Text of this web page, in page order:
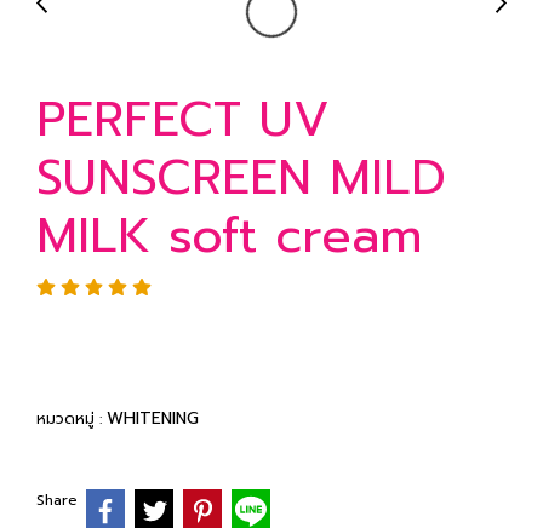
PERFECT UV
SUNSCREEN MILD
MILK soft cream
หมวดหมู่ : WHITENING
Share